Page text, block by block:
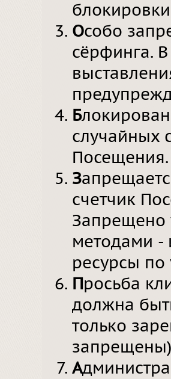
Особо
сёрфинга.
Б
случайных
Посещения.
З
счетчик
Запрещено
методами -
ресурсы по
Просьба
должна
только
А